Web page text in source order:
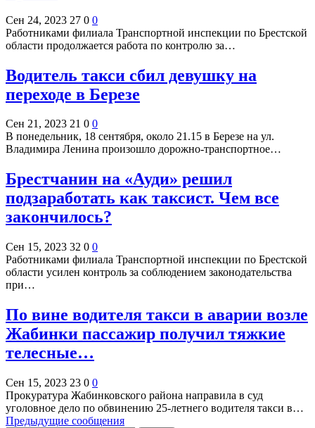
Сен 24, 2023 27 0 0
Работниками филиала Транспортной инспекции по Брестской
области продолжается работа по контролю за…
Водитель такси сбил девушку на
переходе в Березе
Сен 21, 2023 21 0 0
В понедельник, 18 сентября, около 21.15 в Березе на ул.
Владимира Ленина произошло дорожно-транспортное…
Брестчанин на «Ауди» решил
подзаработать как таксист. Чем все
закончилось?
Сен 15, 2023 32 0 0
Работниками филиала Транспортной инспекции по Брестской
области усилен контроль за соблюдением законодательства
при…
По вине водителя такси в аварии возле
Жабинки пассажир получил тяжкие
телесные…
Сен 15, 2023 23 0 0
Прокуратура Жабинковского района направила в суд
уголовное дело по обвинению 25-летнего водителя такси в…
Предыдущие сообщения